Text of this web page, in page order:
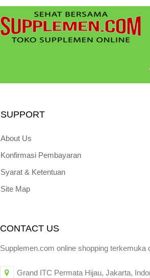
SUPPORT
About Us
Konfirmasi Pembayaran
Syarat & Ketentuan
Site Map
CONTACT US
Supplemen.com online shopping terkemuka
Grand ITC Permata Hijau, Jakarta,